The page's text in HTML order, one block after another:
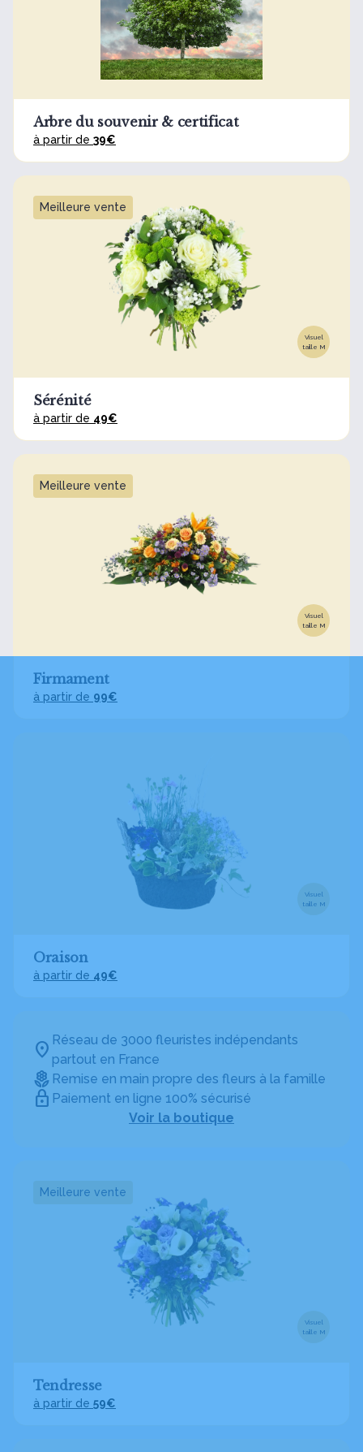
Réseau de 3000 fleuristes indépendants
partout en France
Remise en main propre des fleurs à la famille
Paiement en ligne 100% sécurisé
Voir la boutique
Arbre du souvenir & certificat
à partir de 39€
Meilleure vente
Visuel
taille M
Sérénité
à partir de 49€
Meilleure vente
Visuel
taille M
Firmament
à partir de 99€
Visuel
taille M
Oraison
à partir de 49€
Meilleure vente
Visuel
taille M
Tendresse
à partir de 59€